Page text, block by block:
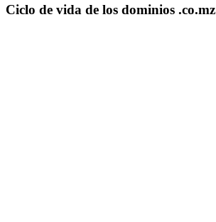
Ciclo de vida de los dominios .co.mz